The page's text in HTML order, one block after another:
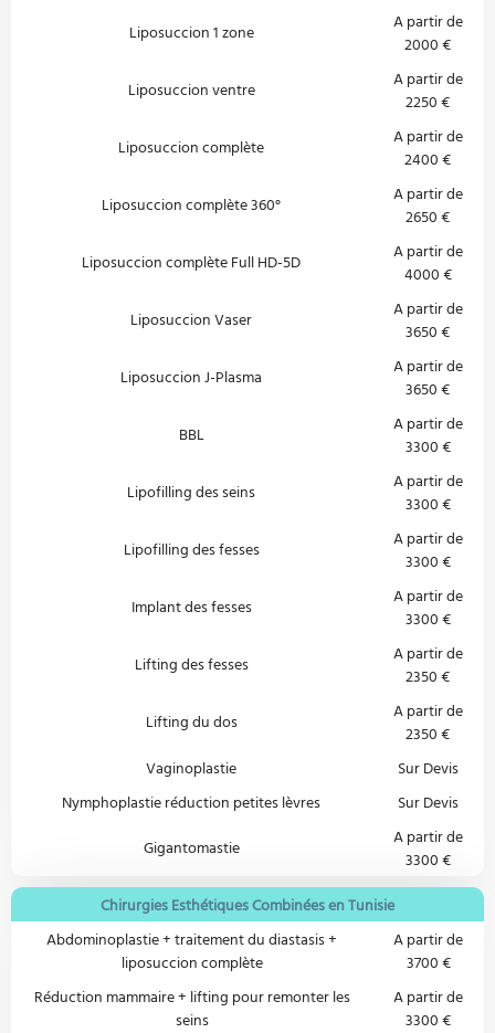
Liposuccion 1 zone
A partir de
2000 €
Liposuccion ventre
A partir de
2250 €
Liposuccion complète
A partir de
2400 €
Liposuccion complète 360°
A partir de
2650 €
Liposuccion complète Full HD-5D
A partir de
4000 €
Liposuccion Vaser
A partir de
3650 €
Liposuccion J-Plasma
A partir de
3650 €
BBL
A partir de
3300 €
Lipofilling des seins
A partir de
3300 €
Lipofilling des fesses
A partir de
3300 €
Implant des fesses
A partir de
3300 €
Lifting des fesses
A partir de
2350 €
Lifting du dos
A partir de
2350 €
Vaginoplastie
Sur Devis
Nymphoplastie réduction petites lèvres
Sur Devis
Gigantomastie
A partir de
3300 €
Chirurgies Esthétiques Combinées en Tunisie
Abdominoplastie + traitement du diastasis +
liposuccion complète
A partir de
3700 €
Réduction mammaire + lifting pour remonter les
seins
A partir de
3300 €